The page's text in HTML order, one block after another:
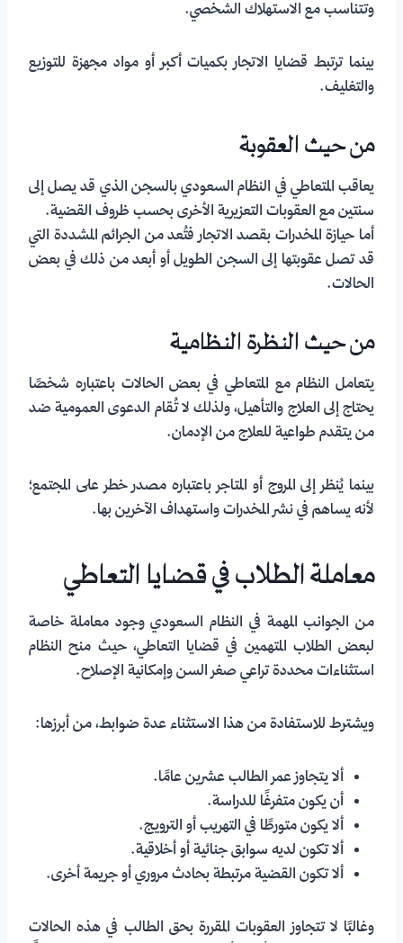
وتتناسب مع الاستهلاك الشخصي.
بينما ترتبط قضايا الاتجار بكميات أكبر أو مواد مجهزة للتوزيع
والتغليف.
من حيث العقوبة
يعاقب المتعاطي في النظام السعودي بالسجن الذي قد يصل إلى
سنتين مع العقوبات التعزيرية الأخرى بحسب ظروف القضية.
أما حيازة المخدرات بقصد الاتجار فتُعد من الجرائم المشددة التي
قد تصل عقوبتها إلى السجن الطويل أو أبعد من ذلك في بعض
الحالات.
من حيث النظرة النظامية
يتعامل النظام مع المتعاطي في بعض الحالات باعتباره شخصًا
يحتاج إلى العلاج والتأهيل، ولذلك لا تُقام الدعوى العمومية ضد
من يتقدم طواعية للعلاج من الإدمان.
بينما يُنظر إلى المروج أو المتاجر باعتباره مصدر خطر على المجتمع؛
لأنه يساهم في نشر المخدرات واستهداف الآخرين بها.
معاملة الطلاب في قضايا التعاطي
من الجوانب المهمة في النظام السعودي وجود معاملة خاصة
لبعض الطلاب المتهمين في قضايا التعاطي، حيث منح النظام
استثناءات محددة تراعي صغر السن وإمكانية الإصلاح.
ويشترط للاستفادة من هذا الاستثناء عدة ضوابط، من أبرزها:
ألا يتجاوز عمر الطالب عشرين عامًا.
أن يكون متفرغًا للدراسة.
ألا يكون متورطًا في التهريب أو الترويج.
ألا تكون لديه سوابق جنائية أو أخلاقية.
ألا تكون القضية مرتبطة بحادث مروري أو جريمة أخرى.
وغالبًا لا تتجاوز العقوبات المقررة بحق الطالب في هذه الحالات